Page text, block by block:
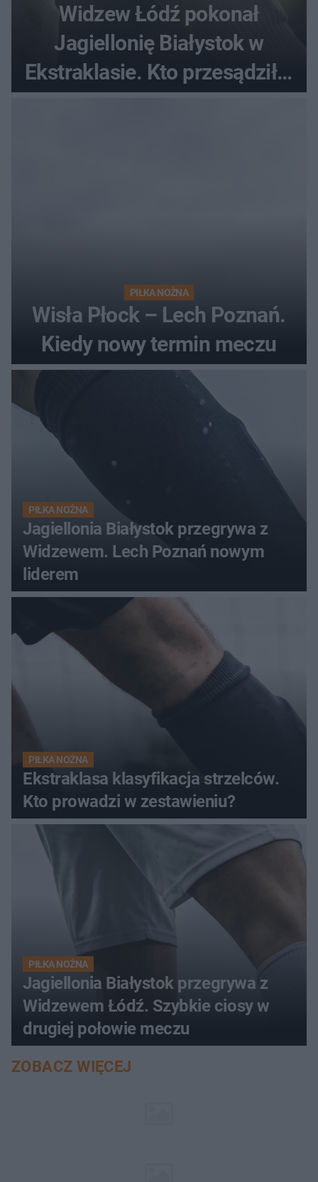
Widzew Łódź pokonał
Jagiellonię Białystok w
Ekstraklasie. Kto przesądził o
losach meczu?
PIŁKA NOŻNA
Wisła Płock – Lech Poznań.
Kiedy nowy termin meczu
PIŁKA NOŻNA
Jagiellonia Białystok przegrywa z
Widzewem. Lech Poznań nowym
liderem
PIŁKA NOŻNA
Ekstraklasa klasyfikacja strzelców.
Kto prowadzi w zestawieniu?
PIŁKA NOŻNA
Jagiellonia Białystok przegrywa z
Widzewem Łódź. Szybkie ciosy w
drugiej połowie meczu
ZOBACZ WIĘCEJ